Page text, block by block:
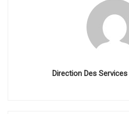
Direction Des